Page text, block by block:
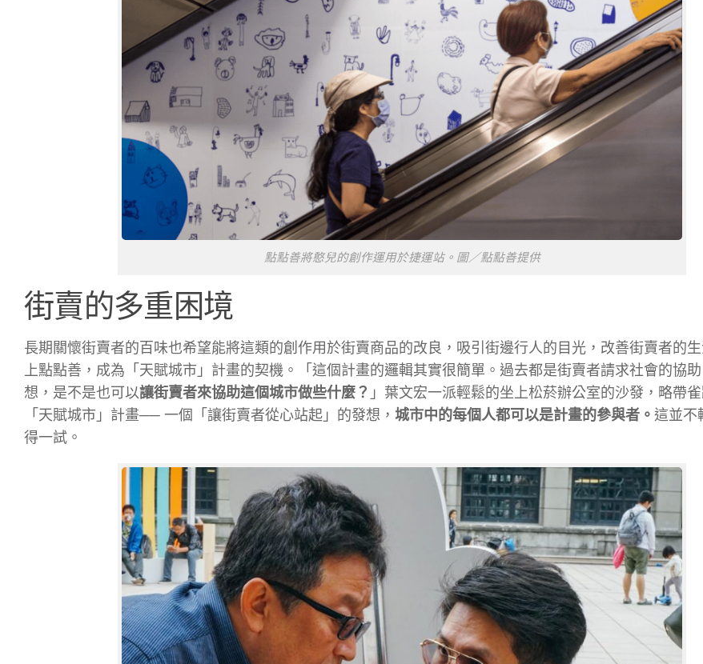
點點善將憨兒的創作運用於捷運站。圖／點點善提供
街賣的多重困境
長期關懷街賣者的百味也希望能將這類的創作用於街賣商品的改良，吸引街邊行人的目光，改善街賣者的
上點點善，成為「天賦城市」計畫的契機。「這個計畫的邏輯其實很簡單。過去都是街賣者請求社會的協
想，是不是也可以讓街賣者來協助這個城市做些什麼？ 」葉文宏一派輕鬆的坐上松菸辦公室的沙發，略帶
「天賦城市」 計畫── 一個「讓街賣者從心站起」的發想， 城市中的每個人都可以是計畫的參與者。 這並不
得一試。